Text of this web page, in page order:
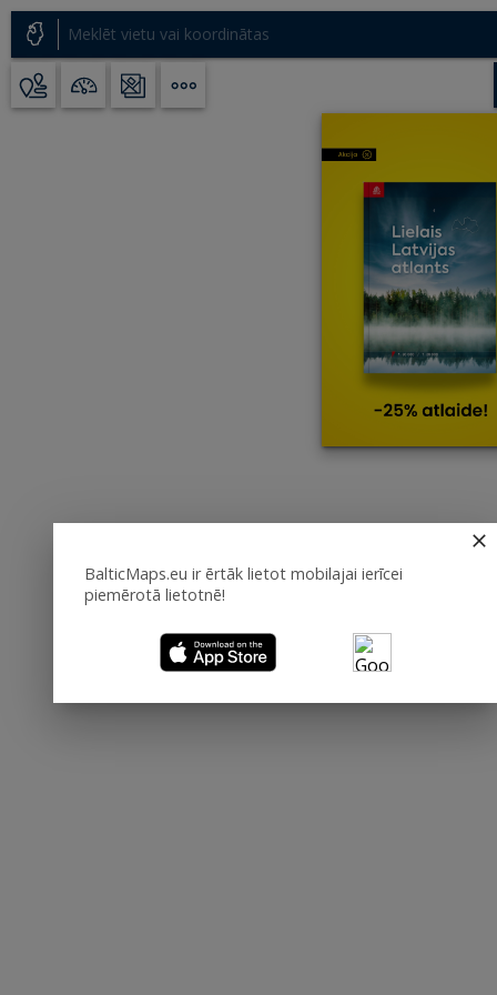
BalticMaps.eu ir ērtāk lietot mobilajai ierīcei
piemērotā lietotnē!